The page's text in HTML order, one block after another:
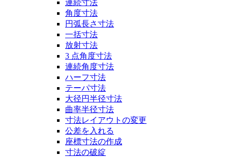
連続寸法
角度寸法
円弧長さ寸法
一括寸法
放射寸法
3 点角度寸法
連続角度寸法
ハーフ寸法
テーパ寸法
大径円半径寸法
曲率半径寸法
寸法レイアウトの変更
公差を入れる
座標寸法の作成
寸法の破綻